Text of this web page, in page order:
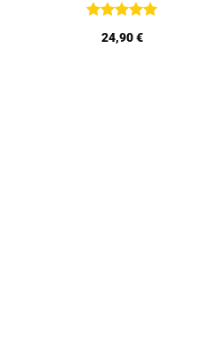
Bewertet
mit5von
24,90€